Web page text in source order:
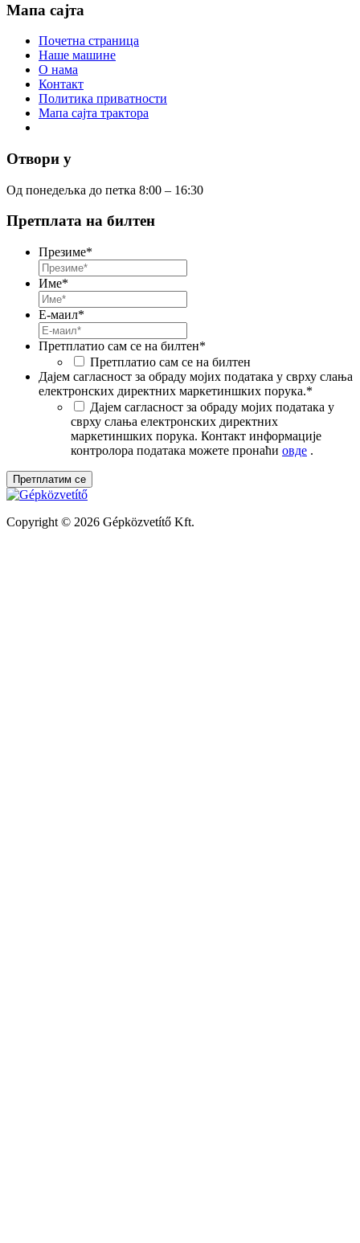
Мапа сајта
Почетна страница
Наше машине
О нама
Контакт
Политика приватности
Мапа сајта трактора
Отвори у
Од понедељка до петка 8:00 – 16:30
Претплата на билтен
Презиме*
Име*
Е-маил*
Претплатио сам се на билтен*
Претплатио сам се на билтен
Дајем сагласност за обраду мојих података у сврху слања
електронских директних маркетиншких порука.*
Дајем сагласност за обраду мојих података у
сврху слања електронских директних
маркетиншких порука. Контакт информације
контролора података можете пронаћи овде .
Copyright © 2026 Gépközvetítő Kft.